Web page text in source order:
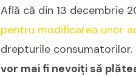
Află că din 13 decembrie
pentru modificarea unor
drepturile consumatorilor.
vor mai fi nevoiți să